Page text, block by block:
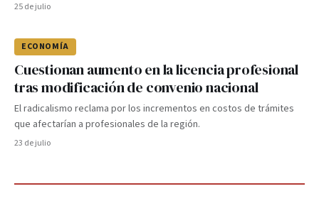
25 de julio
ECONOMÍA
Cuestionan aumento en la licencia profesional
tras modificación de convenio nacional
El radicalismo reclama por los incrementos en costos de trámites
que afectarían a profesionales de la región.
23 de julio